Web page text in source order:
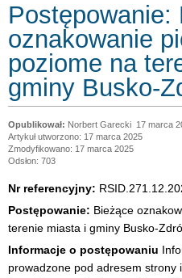
Postępowanie:
oznakowanie
poziome na
gminy Busko-
Norbert Garecki 17 marca
Artykuł utworzono: 17 marca 2025
Zmodyfikowano: 17 marca 2025
Odsłon: 703
Nr referencyjny:
Postępowanie: Bieżące
terenie miasta i gminy Busko-
Informacje o postępowaniu
prowadzone pod adresem strony